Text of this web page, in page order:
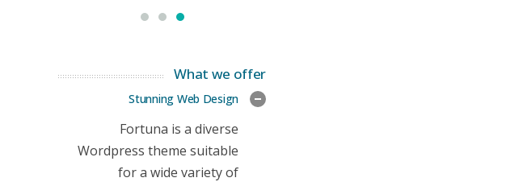
What we offer
Stunning Web Design
Fortuna is a diverse
Wordpress theme suitable
for a wide variety of